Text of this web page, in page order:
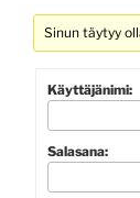
Sinun täytyy
Käyttäjänimi:
Salasana: